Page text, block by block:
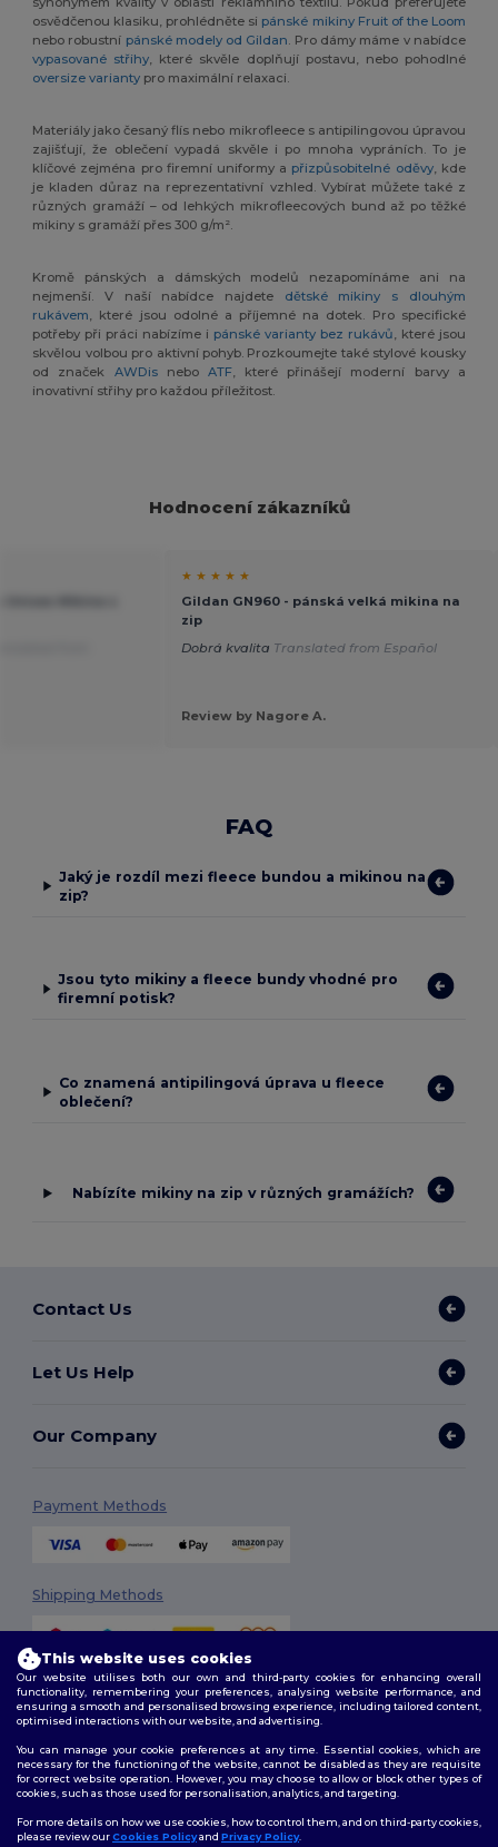
osvědčenou klasiku, prohlédněte sipánské mikiny Fruit of the Loom
nebo robustní pánské modely od Gildan. Pro dámy máme v nabídce
vypasované střihy, které skvěle doplňují postavu, nebo pohodlné
oversize varianty pro maximální relaxaci.
Materiály jako česaný flís nebo mikrofleece s antipilingovou úpravou
zajišťují, že oblečení vypadá skvěle i po mnoha vypráních. To je
klíčové zejména pro firemní uniformy apřizpůsobitelné oděvy, kde
je kladen důraz na reprezentativní vzhled. Vybírat můžete také z
různých gramáží – od lehkých mikrofleecových bund až po těžké
mikiny s gramáží přes 300 g/m².
Kromě pánských a dámských modelů nezapomínáme ani na
nejmenší. V naší nabídce najdete dětské mikiny s dlouhým
rukávem, které jsou odolné a příjemné na dotek. Pro specifické
potřeby při práci nabízíme i pánské varianty bez rukávů, které jsou
skvělou volbou pro aktivní pohyb. Prozkoumejte také stylové kousky
od značek AWDisnebo ATF, které přinášejí moderní barvy a
inovativní střihy pro každou příležitost.
Hodnocení zákazníků
★ ★ ★ ★ ★
Gildan GN960 - pánská velká mikina na
zip
Dobrá kvalita Translated from Español
Review by Nagore A.
FAQ
Jaký je rozdíl mezi fleece bundou a mikinou na
zip?
Jsou tyto mikiny a fleece bundy vhodné pro
firemní potisk?
Co znamená antipilingová úprava u fleece
oblečení?
Nabízíte mikiny na zip v různých gramážích?
Contact Us
Let Us Help
Our Company
Payment Methods
Shipping Methods
2026. All Rights Reserved
Follow Us
This website uses cookies
Our website utilises both our own and third-party cookies for enhancing overall
functionality, remembering your preferences, analysing website performance, and
ensuring a smooth and personalised browsing experience, including tailored content,
optimised interactions with our website, and advertising.
You can manage your cookie preferences at any time. Essential cookies, which are
necessary for the functioning of the website, cannot be disabled as they are requisite
for correct website operation. However, you may choose to allow or block other types of
cookies, such as those used for personalisation, analytics, and targeting.
For more details on how we use cookies, how to control them, and on third-party cookies,
please review ourCookies Policyand Privacy Policy.